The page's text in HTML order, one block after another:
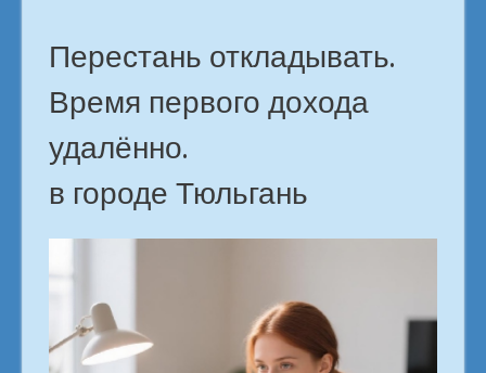
Перестань откладывать.
Время первого дохода
удалённо.
в городе Тюльгань